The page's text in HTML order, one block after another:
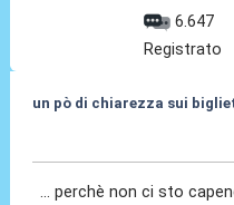
6.647
Registrato
un pò di chiarezza sui
... perchè non ci sto